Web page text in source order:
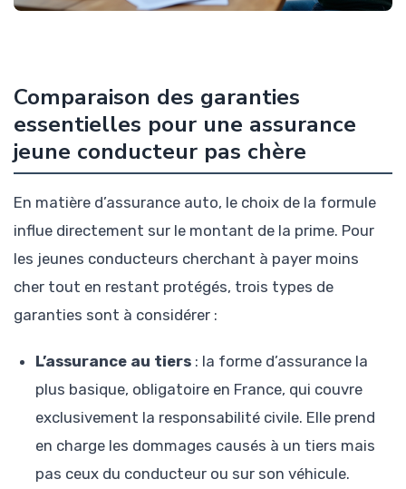
Comparaison des garanties
essentielles pour une assurance
jeune conducteur pas chère
En matière d’assurance auto, le choix de la formule
influe directement sur le montant de la prime. Pour
les jeunes conducteurs cherchant à payer moins
cher tout en restant protégés, trois types de
garanties sont à considérer :
L’assurance au tiers : la forme d’assurance la
plus basique, obligatoire en France, qui couvre
exclusivement la responsabilité civile. Elle prend
en charge les dommages causés à un tiers mais
pas ceux du conducteur ou sur son véhicule.